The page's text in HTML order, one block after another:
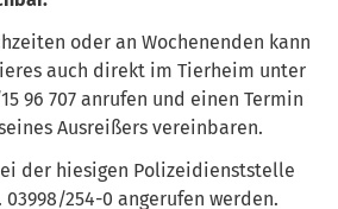
oder an Wochenenden kann
auch direkt im Tierheim unter
96 707 anrufen und einen Termin
Ausreißers vereinbaren.
der hiesigen Polizeidienststelle
254-0 angerufen werden.